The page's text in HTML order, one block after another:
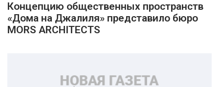
Концепцию общественных пространств
«Дома на Джалиля» представило бюро
MORS ARCHITECTS